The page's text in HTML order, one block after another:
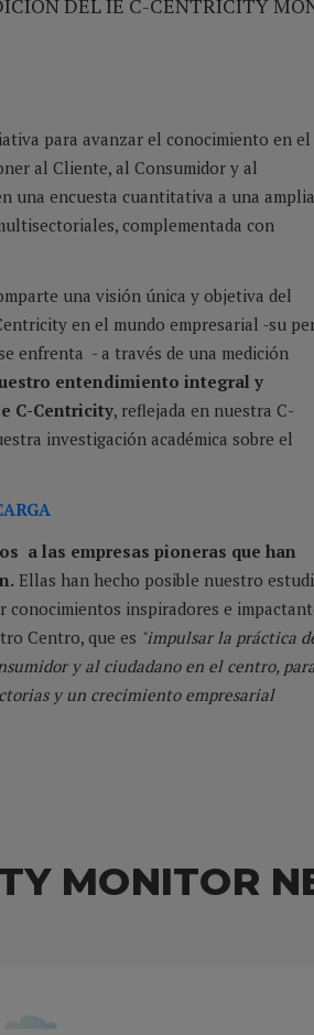
DEL IE C-CENTRICITY
para avanzar el conocimiento en el
al Cliente, al Consumidor y al
una encuesta cuantitativa a una amplia
complementada con
una visión única y objetiva del
en el mundo empresarial -su
enfrenta - a través de una medición
entendimiento integral y
C-Centricity, reflejada en nuestra C-
investigación académica sobre el
a las empresas pioneras que han
Ellas han hecho posible nuestro
inspiradores e
Centro, que es "impulsar la práctica
y al ciudadano en el centro,
y un crecimiento empresarial
MONITOR